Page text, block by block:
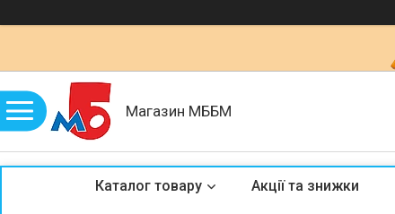
Магазин МББМ
Каталог товару Акції та знижки